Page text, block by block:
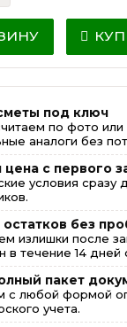
под ключ
по фото
аналоги без
цена с первого
условия сразу
остатков без
излишки после
в течение 14 дней
пакет
с любой формой
учета.